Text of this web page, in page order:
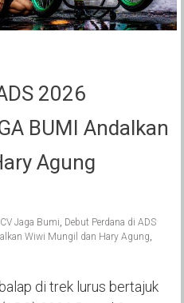
2026
BUMI Andalkan
Agung
CV Jaga Bumi, Debut Perdana di ADS
Wiwi Mungil dan Hary Agung,
di trek lurus bertajuk